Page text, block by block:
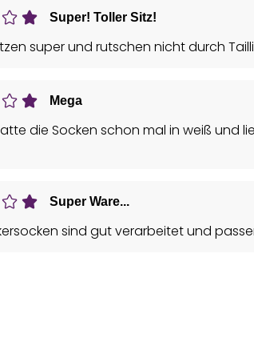
Super! Toller Sitz!
super und rutschen nicht durch
Mega
die Socken schon mal in weiß und
Super Ware...
sind gut verarbeitet und